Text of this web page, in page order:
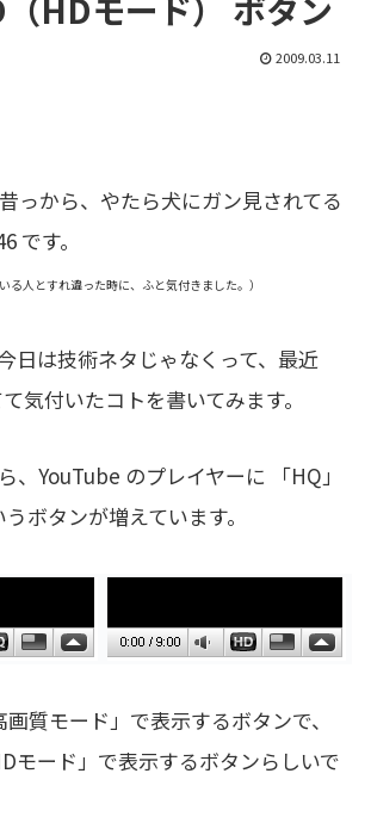
HDモード） ボタン
2009.03.11
っから、やたら犬にガン見されてる
です。
る人とすれ違った時に、ふと気付きました。）
日は技術ネタじゃなくって、最近
気付いたコトを書いてみます。
、YouTube のプレイヤーに 「HQ」
ボタンが増えています。
質モード」で表示するボタンで、
モード」で表示するボタンらしいで